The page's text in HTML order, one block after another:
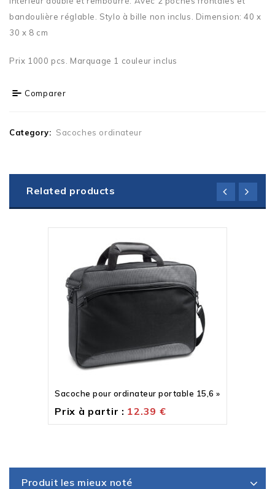
bandoulière réglable. Stylo à bille non inclus. Dimension: 40 x
30 x 8 cm
Prix 1000 pcs. Marquage 1 couleur inclus
Comparer
Category: Sacoches ordinateur
Related products
Sacoche pour ordinateur portable 15,6 »
Prix à partir : 12.39 €
Produit les mieux noté